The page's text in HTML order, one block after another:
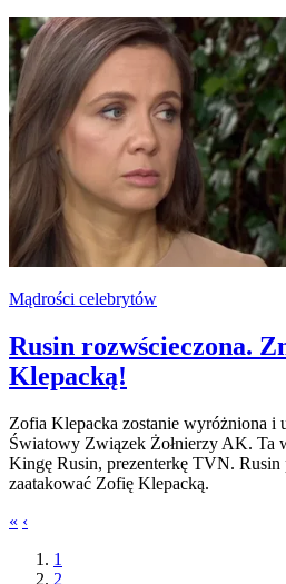
Mądrości celebrytów
Rusin rozwścieczona.
Klepacką!
Zofia Klepacka zostanie wyróżniona i
Światowy Związek Żołnierzy AK. Ta
Kingę Rusin, prezenterkę TVN. Rusin
zaatakować Zofię Klepacką.
« ‹
1
2